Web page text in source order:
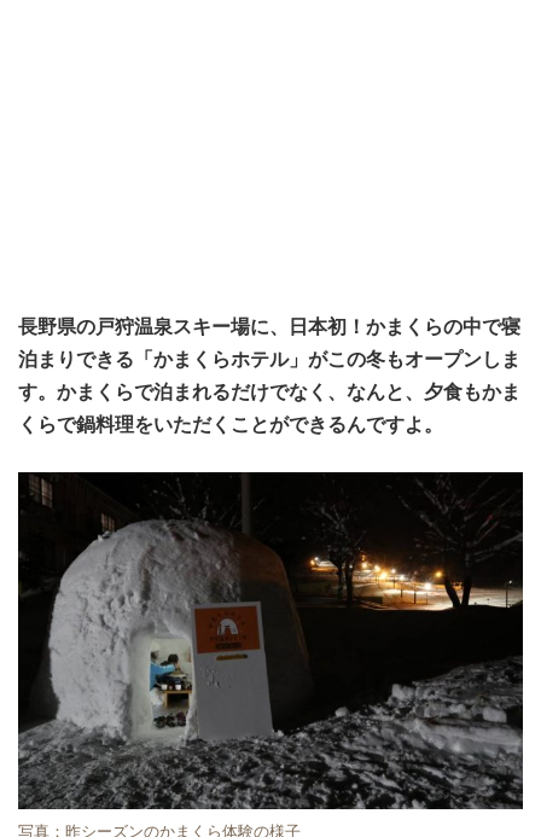
長野県の戸狩温泉スキー場に、日本初！かまくらの中で寝
泊まりできる「かまくらホテル」がこの冬もオープンしま
す。かまくらで泊まれるだけでなく、なんと、夕食もかま
くらで鍋料理をいただくことができるんですよ。
写真：昨シーズンのかまくら体験の様子